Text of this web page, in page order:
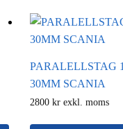
PARALELLSTAG
30MM SCANIA
2800 kr exkl. moms